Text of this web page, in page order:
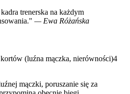
trenerska na każdym
— Ewa Różańska
(luźna mączka, nierówności)4
mączki, poruszanie się za